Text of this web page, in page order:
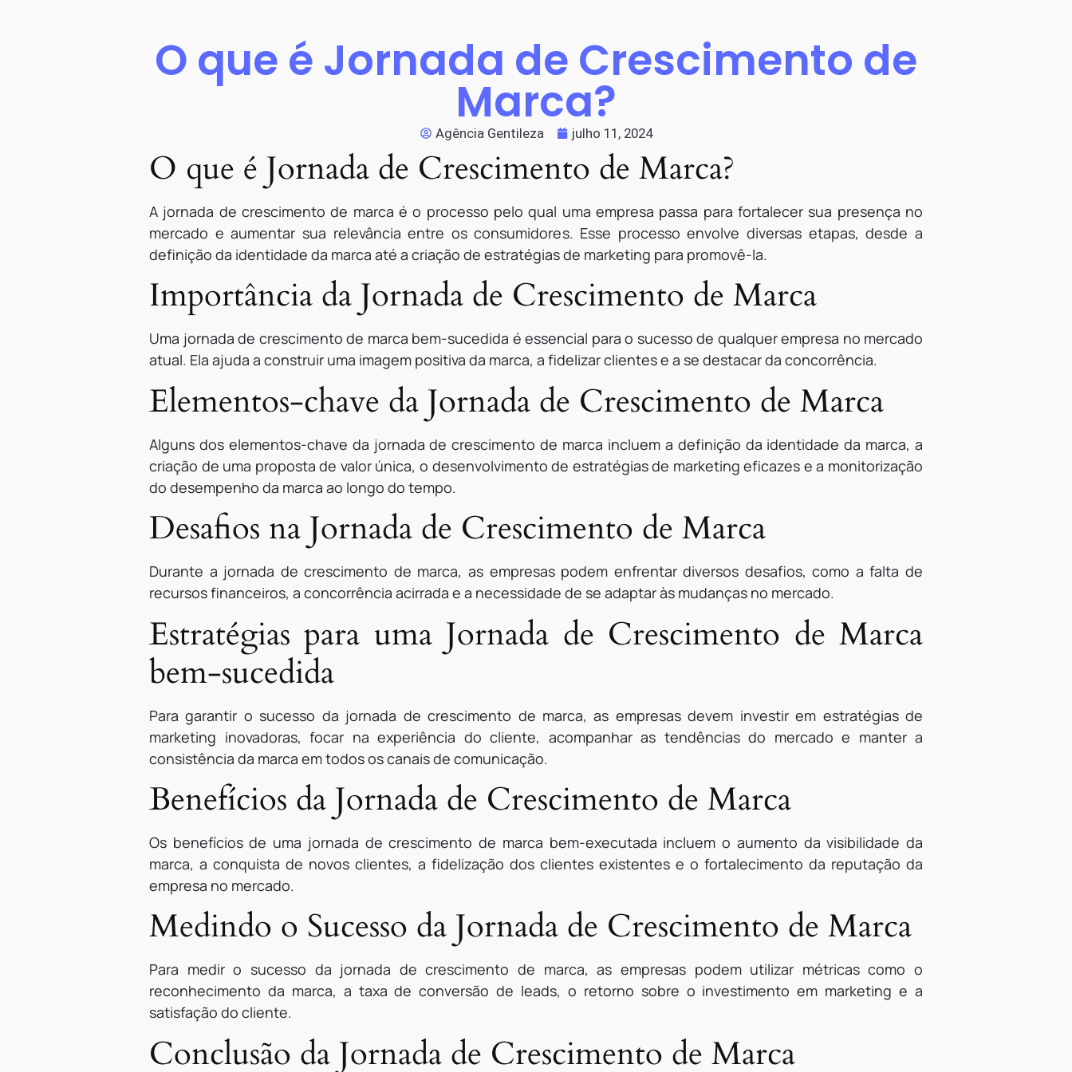
O que é Jornada de Crescimento de
Marca?
Agência Gentileza julho 11, 2024
O que é Jornada de Crescimento de Marca?
A jornada de crescimento de marca é o processo pelo qual uma empresa passa para fortalecer sua presença no
mercado e aumentar sua relevância entre os consumidores. Esse processo envolve diversas etapas, desde a
definição da identidade da marca até a criação de estratégias de marketing para promovê-la.
Importância da Jornada de Crescimento de Marca
Uma jornada de crescimento de marca bem-sucedida é essencial para o sucesso de qualquer empresa no mercado
atual. Ela ajuda a construir uma imagem positiva da marca, a fidelizar clientes e a se destacar da concorrência.
Elementos-chave da Jornada de Crescimento de Marca
Alguns dos elementos-chave da jornada de crescimento de marca incluem a definição da identidade da marca, a
criação de uma proposta de valor única, o desenvolvimento de estratégias de marketing eficazes e a monitorização
do desempenho da marca ao longo do tempo.
Desafios na Jornada de Crescimento de Marca
Durante a jornada de crescimento de marca, as empresas podem enfrentar diversos desafios, como a falta de
recursos financeiros, a concorrência acirrada e a necessidade de se adaptar às mudanças no mercado.
Estratégias para uma Jornada de Crescimento de Marca
bem-sucedida
Para garantir o sucesso da jornada de crescimento de marca, as empresas devem investir em estratégias de
marketing inovadoras, focar na experiência do cliente, acompanhar as tendências do mercado e manter a
consistência da marca em todos os canais de comunicação.
Benefícios da Jornada de Crescimento de Marca
Os benefícios de uma jornada de crescimento de marca bem-executada incluem o aumento da visibilidade da
marca, a conquista de novos clientes, a fidelização dos clientes existentes e o fortalecimento da reputação da
empresa no mercado.
Medindo o Sucesso da Jornada de Crescimento de Marca
Para medir o sucesso da jornada de crescimento de marca, as empresas podem utilizar métricas como o
reconhecimento da marca, a taxa de conversão de leads, o retorno sobre o investimento em marketing e a
satisfação do cliente.
Conclusão da Jornada de Crescimento de Marca